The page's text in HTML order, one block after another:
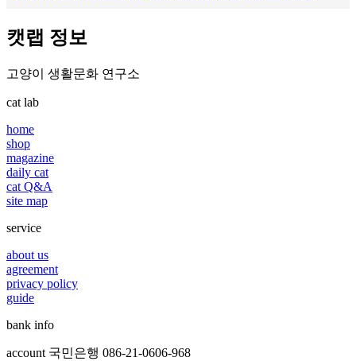
캣랩 정보
고양이 생활문화 연구소
cat lab
home
shop
magazine
daily cat
cat Q&A
site map
service
about us
agreement
privacy policy
guide
bank info
account 국민은행 086-21-0606-968